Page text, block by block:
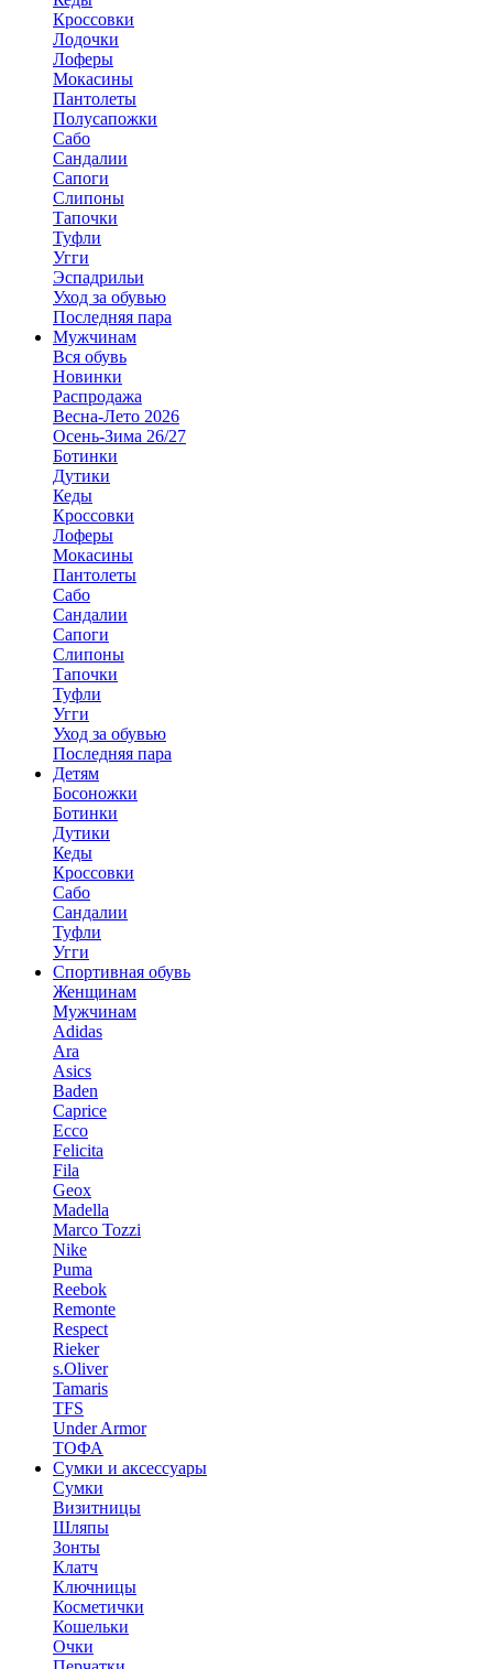
Кроссовки
Лодочки
Лоферы
Мокасины
Пантолеты
Полусапожки
Сабо
Сандалии
Сапоги
Слипоны
Тапочки
Туфли
Угги
Эспадрильи
Уход за обувью
Последняя пара
Мужчинам
Вся обувь
Новинки
Распродажа
Весна-Лето 2026
Осень-Зима 26/27
Ботинки
Дутики
Кеды
Кроссовки
Лоферы
Мокасины
Пантолеты
Сабо
Сандалии
Сапоги
Слипоны
Тапочки
Туфли
Угги
Уход за обувью
Последняя пара
Детям
Босоножки
Ботинки
Дутики
Кеды
Кроссовки
Сабо
Сандалии
Туфли
Угги
Спортивная обувь
Женщинам
Мужчинам
Adidas
Ara
Asics
Baden
Caprice
Ecco
Felicita
Fila
Geox
Madella
Marco Tozzi
Nike
Puma
Reebok
Remonte
Respect
Rieker
s.Oliver
Tamaris
TFS
Under Armor
ТОФА
Сумки и аксессуары
Сумки
Визитницы
Шляпы
Зонты
Клатч
Ключницы
Косметички
Кошельки
Очки